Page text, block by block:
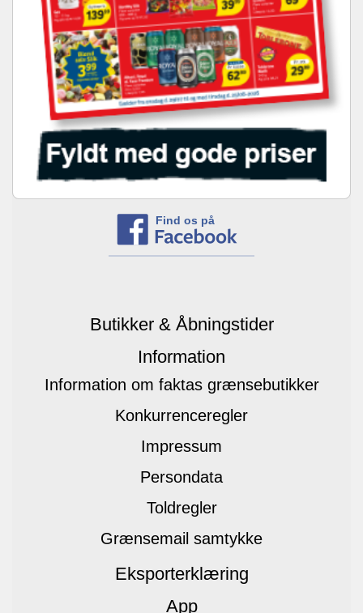
Find os på
Butikker & Åbningstider
Information
Information om faktas grænsebutikker
Konkurrenceregler
Impressum
Persondata
Toldregler
Grænsemail samtykke
Eksporterklæring
App